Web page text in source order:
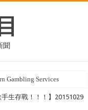
聞
Services
手生存戰！！！】20151029